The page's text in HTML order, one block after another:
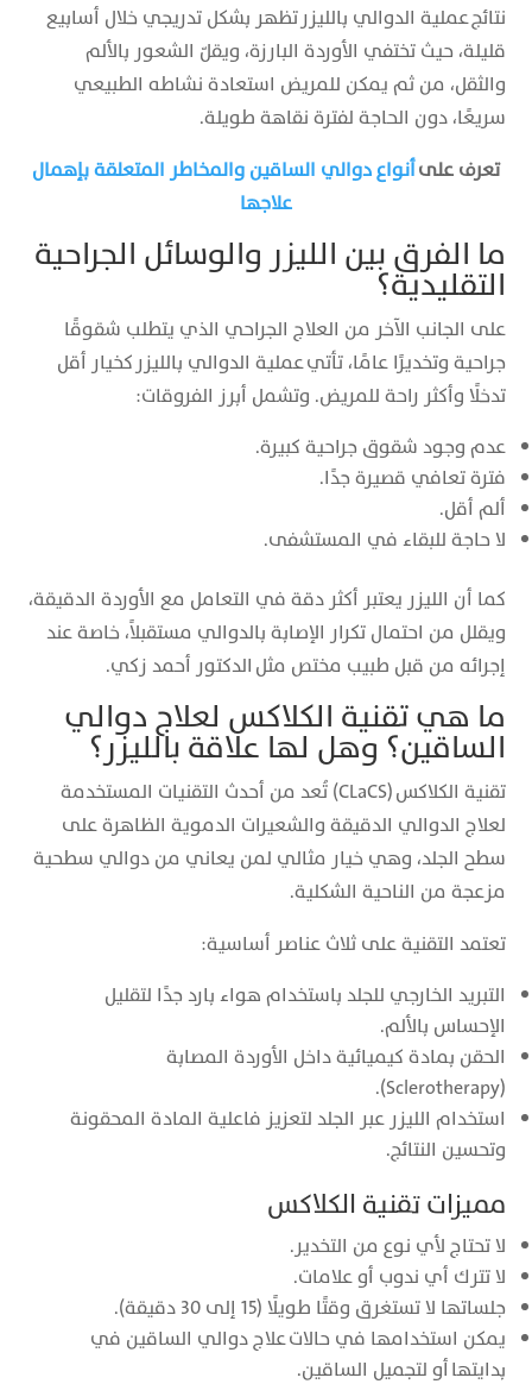
نتائج عملية الدوالي بالليزر تظهر بشكل تدريجي خلال أسابيع
قليلة، حيث تختفي الأوردة البارزة، ويقلّ الشعور بالألم
والثقل، من ثم يمكن للمريض استعادة نشاطه الطبيعي
سريعًا، دون الحاجة لفترة نقاهة طويلة.
تعرف علىأنواع دوالي الساقين والمخاطر المتعلقة بإهمال
علاجها
ما الفرق بين الليزر والوسائل الجراحية
التقليدية؟
على الجانب الآخر من العلاج الجراحي الذي يتطلب شقوقًا
جراحية وتخديرًا عامًا، تأتي عملية الدوالي بالليزر كخيار أقل
تدخلًا وأكثر راحة للمريض. وتشمل أبرز الفروقات:
عدم وجود شقوق جراحية كبيرة.
فترة تعافي قصيرة جدًا.
ألم أقل.
لا حاجة للبقاء في المستشفى.
كما أن الليزر يعتبر أكثر دقة في التعامل مع الأوردة الدقيقة،
ويقلل من احتمال تكرار الإصابة بالدوالي مستقبلاً، خاصة عند
إجرائه من قبل طبيب مختص مثل الدكتور أحمد زكي.
ما هي تقنية الكلاكس لعلاج دوالي
الساقين؟ وهل لها علاقة بالليزر؟
تقنية الكلاكس (CLaCS) تُعد من أحدث التقنيات المستخدمة
لعلاج الدوالي الدقيقة والشعيرات الدموية الظاهرة على
سطح الجلد، وهي خيار مثالي لمن يعاني من دوالي سطحية
مزعجة من الناحية الشكلية.
تعتمد التقنية على ثلاث عناصر أساسية:
التبريد الخارجي للجلد باستخدام هواء بارد جدًا لتقليل
الإحساس بالألم.
الحقن بمادة كيميائية داخل الأوردة المصابة
(Sclerotherapy).
استخدام الليزر عبر الجلد لتعزيز فاعلية المادة المحقونة
وتحسين النتائج.
مميزات تقنية الكلاكس
لا تحتاج لأي نوع من التخدير.
لا تترك أي ندوب أو علامات.
جلساتها لا تستغرق وقتًا طويلًا (15 إلى 30 دقيقة).
يمكن استخدامها في حالات علاج دوالي الساقين في
بدايتها أو لتجميل الساقين.